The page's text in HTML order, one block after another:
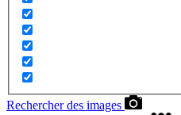
Rechercher des images